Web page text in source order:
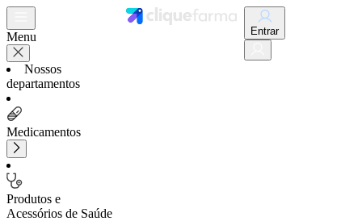
Menu
Nossos
departamentos
Medicamentos
Produtos e
Acessórios de Saúde
Entrar